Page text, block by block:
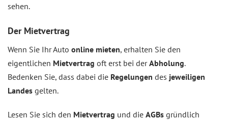
sehen.
Der Mietvertrag
Wenn Sie Ihr Auto online mieten, erhalten Sie den
eigentlichen Mietvertrag oft erst bei derAbholung.
Bedenken Sie, dass dabei die Regelungen des jeweiligen
Landes gelten.
Lesen Sie sich den Mietvertrag und die AGBs gründlich